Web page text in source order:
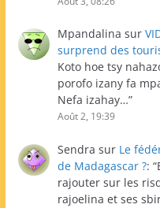
Mpandalina sur
surprend des
Koto hoe tsy
porofo izany fa
Nefa izahay…”
Août 2, 19:39
Sendra sur Le
de Madagascar ?: “
rajouter sur les
rajoelina et ses